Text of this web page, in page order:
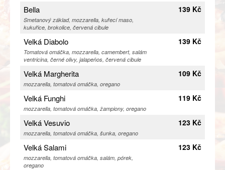
Bella
Smetanový základ, mozzarella, kuřecí maso,
kukuřice, brokolice, červená cibule
139 Kč
Velká Diabolo
Tomatová omáčka, mozzarella, camembert, salám
ventricina, černé olivy, jalapeňos, červená cibule
139 Kč
Velká Margherita
mozzarella, tomatová omáčka, oregano
109 Kč
Velká Funghi
mozzarella, tomatová omáčka, žampiony, oregano
119 Kč
Velká Vesuvio
mozzarella, tomatová omáčka, šunka, oregano
123 Kč
Velká Salami
mozzarella, tomatová omáčka, salám, pórek,
oregano
123 Kč